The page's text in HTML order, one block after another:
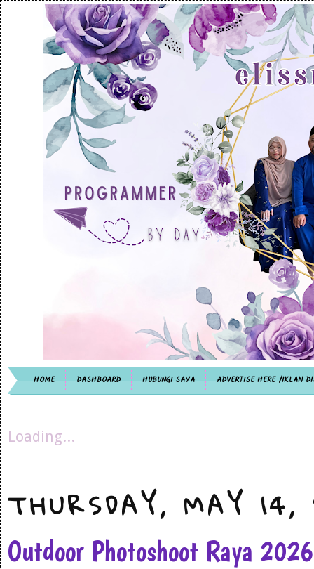
HOME DASHBOARD HUBUNGI SAYA ADVERTISE HERE /IKLAN
Loading...
THURSDAY, MAY
Outdoor Photoshoot Raya